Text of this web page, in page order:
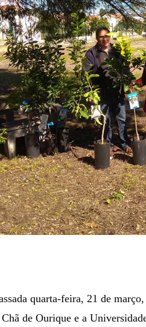
quarta-feira, 21 de
de Ourique e a